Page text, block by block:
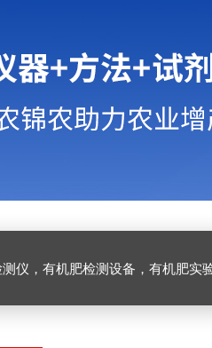
有机肥检测设备，有机肥实验室设备，生物有机